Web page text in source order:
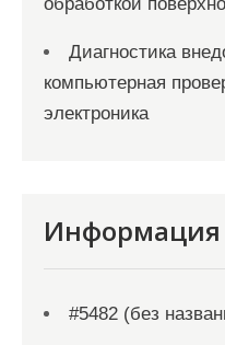
Диагностика
компьютерная
электроника
Информация
#5482 (без